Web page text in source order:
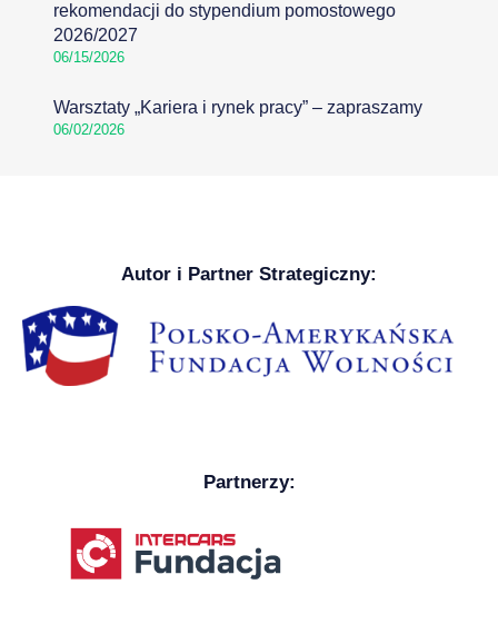
rekomendacji do stypendium pomostowego
2026/2027
06/15/2026
Warsztaty „Kariera i rynek pracy” – zapraszamy
06/02/2026
Autor i Partner Strategiczny:
Partnerzy: